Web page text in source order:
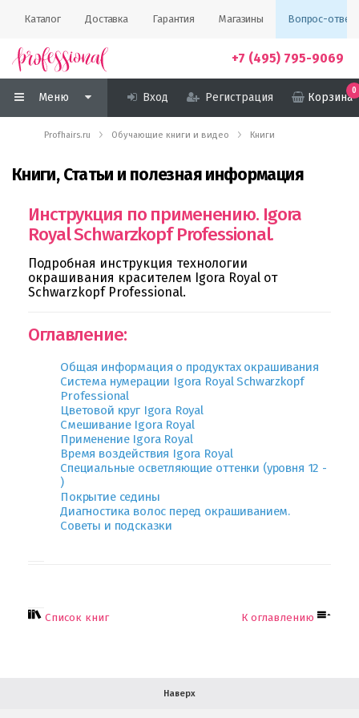
Каталог Доставка Гарантия Магазины Вопрос-ответ
+7 (495) 795-9069
Меню Вход Регистрация Корзина
0
Profhairs.ru Обучающие книги и видео Книги
Книги, Статьи и полезная информация
Инструкция по применению. Igora
Royal Schwarzkopf Professional.
Подробная инструкция технологии
окрашивания красителем Igora Royal от
Schwarzkopf Professional.
Оглавление:
Общая информация о продуктах окрашивания
Система нумерации Igora Royal Schwarzkopf
Professional
Цветовой круг Igora Royal
Смешивание Igora Royal
Применение Igora Royal
Время воздействия Igora Royal
Специальные осветляющие оттенки (уровня 12 -
)
Покрытие седины
Диагностика волос перед окрашиванием.
Советы и подсказки
Список книг К оглавлению
Наверх
О компании
Ваша скидка
Контактная информация